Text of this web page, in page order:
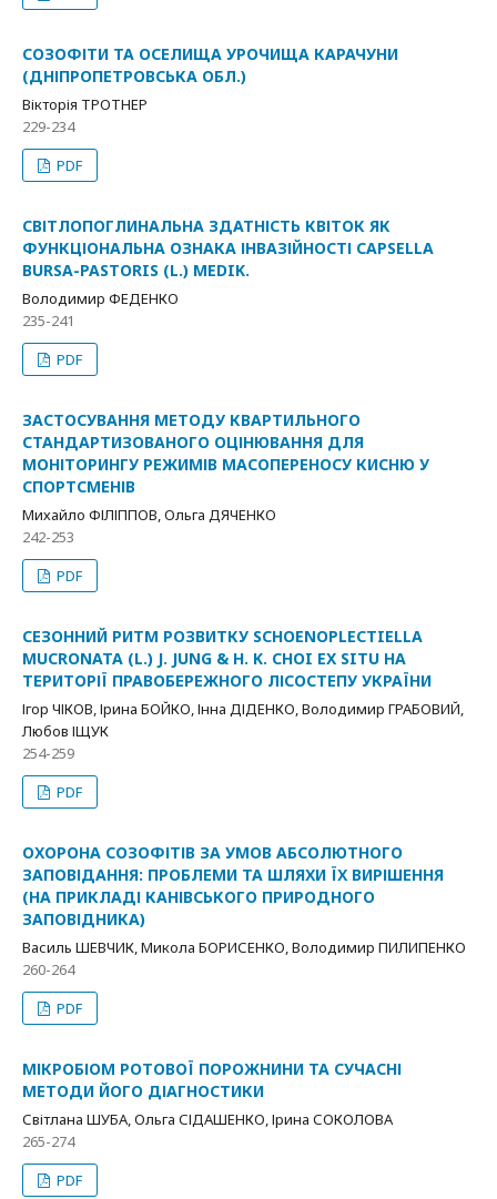
СОЗОФІТИ ТА ОСЕЛИЩА УРОЧИЩА КАРАЧУНИ
(ДНІПРОПЕТРОВСЬКА ОБЛ.)
Вікторія ТРОТНЕР
229-234
PDF
СВІТЛОПОГЛИНАЛЬНА ЗДАТНІСТЬ КВІТОК ЯК
ФУНКЦІОНАЛЬНА ОЗНАКА ІНВАЗІЙНОСТІ CAPSELLA
BURSA-PASTORIS (L.) MEDIK.
Володимир ФЕДЕНКО
235-241
PDF
ЗАСТОСУВАННЯ МЕТОДУ КВАРТИЛЬНОГО
СТАНДАРТИЗОВАНОГО ОЦІНЮВАННЯ ДЛЯ
МОНІТОРИНГУ РЕЖИМІВ МАСОПЕРЕНОСУ КИСНЮ У
СПОРТСМЕНІВ
Михайло ФІЛІППОВ, Ольга ДЯЧЕНКО
242-253
PDF
СЕЗОННИЙ РИТМ РОЗВИТКУ SCHOENOPLECTIELLA
MUCRONATA (L.) J. JUNG & H. K. CHOI EX SITU НА
ТЕРИТОРІЇ ПРАВОБЕРЕЖНОГО ЛІСОСТЕПУ УКРАЇНИ
Ігор ЧІКОВ, Ірина БОЙКО, Інна ДІДЕНКО, Володимир ГРАБОВИЙ,
Любов ІЩУК
254-259
PDF
ОХОРОНА СОЗОФІТІВ ЗА УМОВ АБСОЛЮТНОГО
ЗАПОВІДАННЯ: ПРОБЛЕМИ ТА ШЛЯХИ ЇХ ВИРІШЕННЯ
(НА ПРИКЛАДІ КАНІВСЬКОГО ПРИРОДНОГО
ЗАПОВІДНИКА)
Василь ШЕВЧИК, Микола БОРИСЕНКО, Володимир ПИЛИПЕНКО
260-264
PDF
МІКРОБІОМ РОТОВОЇ ПОРОЖНИНИ ТА СУЧАСНІ
МЕТОДИ ЙОГО ДІАГНОСТИКИ
Світлана ШУБА, Ольга СІДАШЕНКО, Ірина СОКОЛОВА
265-274
PDF